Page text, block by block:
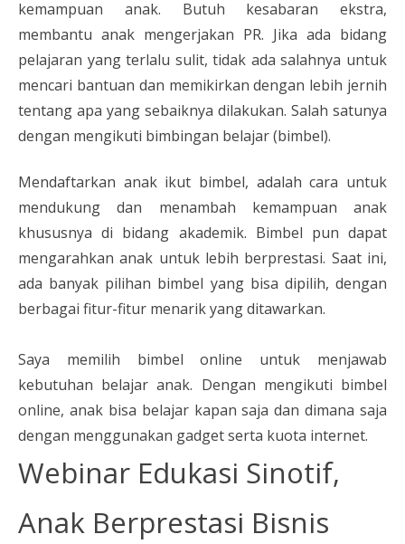
kemampuan anak. Butuh kesabaran ekstra,
membantu anak mengerjakan PR. Jika ada bidang
pelajaran yang terlalu sulit, tidak ada salahnya untuk
mencari bantuan dan memikirkan dengan lebih jernih
tentang apa yang sebaiknya dilakukan. Salah satunya
dengan mengikuti bimbingan belajar (bimbel).
Mendaftarkan anak ikut bimbel, adalah cara untuk
mendukung dan menambah kemampuan anak
khususnya di bidang akademik. Bimbel pun dapat
mengarahkan anak untuk lebih berprestasi. Saat ini,
ada banyak pilihan bimbel yang bisa dipilih, dengan
berbagai fitur-fitur menarik yang ditawarkan.
Saya memilih bimbel online untuk menjawab
kebutuhan belajar anak. Dengan mengikuti bimbel
online, anak bisa belajar kapan saja dan dimana saja
dengan menggunakan gadget serta kuota internet.
Webinar Edukasi Sinotif,
Anak Berprestasi Bisnis